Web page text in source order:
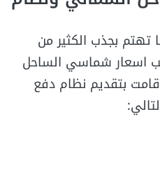
تهتم بجذب الكثير من
اسعار شماسي الساحل
بتقديم نظام دفع